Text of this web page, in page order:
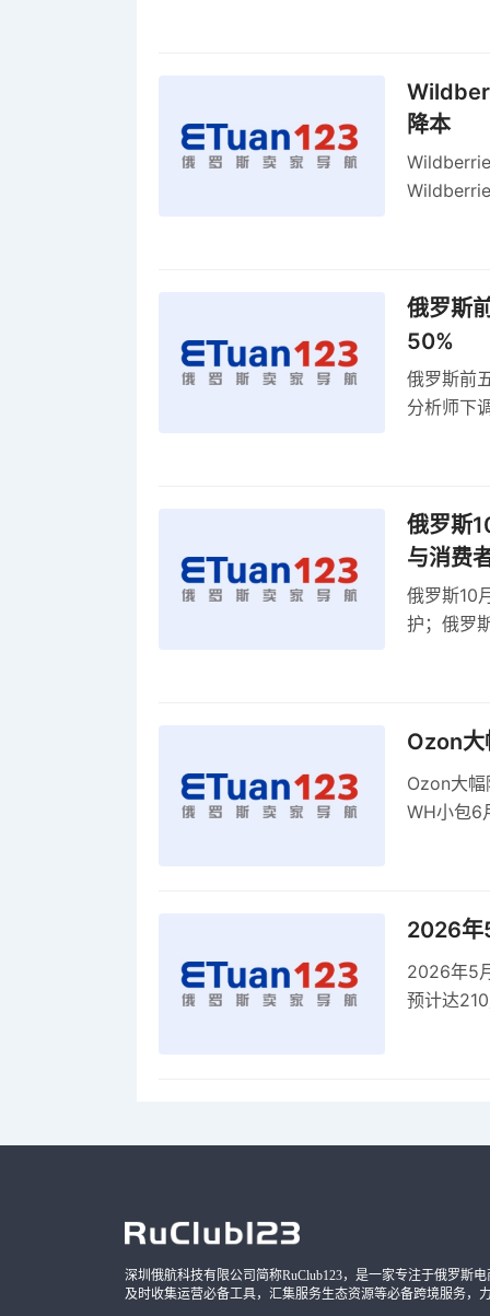
降本
俄罗斯
50%
俄罗斯前
分析师下
俄罗斯
与消费
俄罗斯10
护；俄罗
Ozon大
Ozon大
WH小包6
2026年
2026年5
预计达
深圳俄航科技有限公司简称RuClub123，是一家专注于俄罗斯
及时收集运营必备工具，汇集服务生态资源等必备跨境服务，